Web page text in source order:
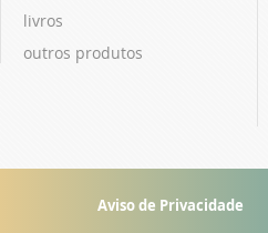
livros
outros produtos
Aviso de Privacidade